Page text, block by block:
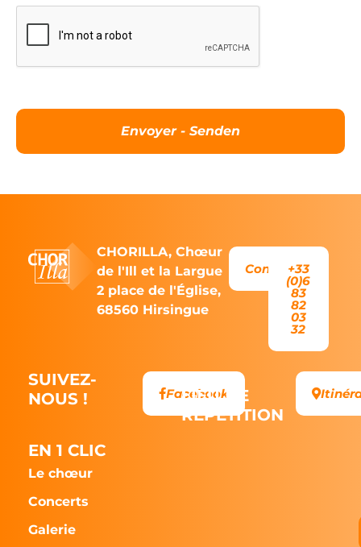
Envoyer - Senden
CHORILLA, Chœur
de l'Ill et la Largue
2 place de l'Église,
68560 Hirsingue
Contact+33
(0)6
83
82
03
32
SUIVEZ-
NOUS !
Facebook
LIEU DE
RÉPÉTITION
EN 1 CLIC
Le chœur
Concerts
Galerie